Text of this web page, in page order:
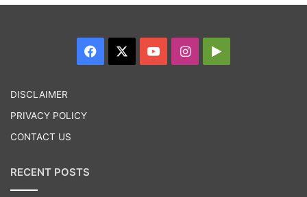
Facebook YouTubeInstagram
DISCLAIMER
PRIVACY POLICY
CONTACT US
RECENT POSTS